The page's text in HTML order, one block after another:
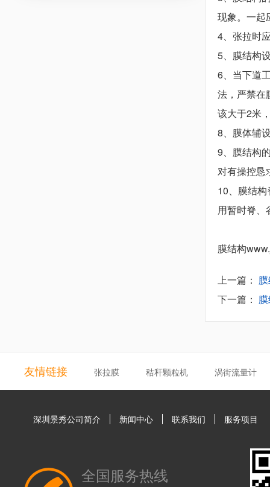
现象。一起
4、张拉时
5、膜结构
6、当下道
法，严禁在
该大于2米
8、膜体辅
9、膜结构
对有操控恳
10、膜结
用暂时脊、
膜结构
上一篇：
下一篇：
友情链接 张拉膜 秸秆颗粒机 涡街流量计
深圳景秀公司简介 新闻中心 联系我们 服务项目
全国服务热线